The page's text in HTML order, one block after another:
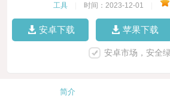
工具 时间：2023-12-01
安卓下载 苹果下载
安卓市场，安全
简介